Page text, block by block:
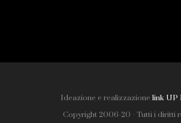
Ideazione e realizzazione link UP
Copyright 2006-20 - Tutti i diritti